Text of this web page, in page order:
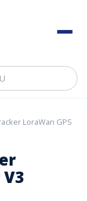
LoraWan GPS